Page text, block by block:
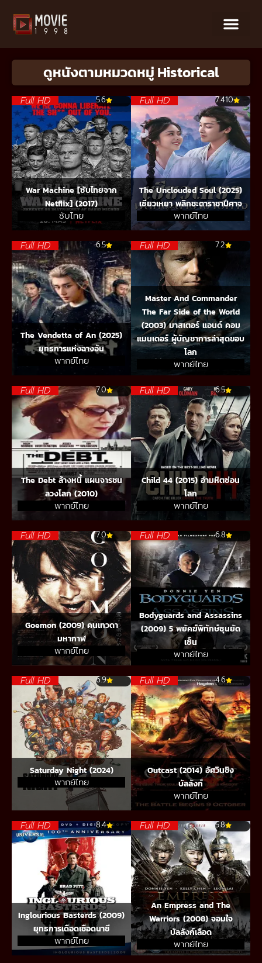
ดูหนังตามหมวดหมู่ Historical
Full HD 5.6
War Machine [ซับไทยจาก
Netflix] (2017)
ซับไทย
Full HD 7.410
The Unclouded Soul (2025)
เซียวเหยา พลิกชะตาราชาปีศาจ
พากย์ไทย
Full HD 6.5
The Vendetta of An (2025)
ยุทธการแห่งฉางอัน
พากย์ไทย
Full HD 7.2
Master And Commander
The Far Side of the World
(2003) มาสเตอร์ แอนด์ คอม
แมนเดอร์ ผู้บัญชาการล่าสุดขอบ
โลก
พากย์ไทย
Full HD 7.0
The Debt ล้างหนี้ แผนจารชน
ลวงโลก (2010)
พากย์ไทย
Full HD 6.5
Child 44 (2015) อำมหิตซ่อน
โลก
พากย์ไทย
Full HD 7.0
Goemon (2009) คนเทวดา
มหากาฬ
พากย์ไทย
Full HD 6.8
Bodyguards and Assassins
(2009) 5 พยัคฆ์พิทักษ์ซุนยัด
เซ็น
พากย์ไทย
Full HD 6.9
Saturday Night (2024)
พากย์ไทย
Full HD 4.6
Outcast (2014) อัศวินชิง
บัลลังก์
พากย์ไทย
Full HD 8.4
Inglourious Basterds (2009)
ยุทธการเดือดเชือดนาซี
พากย์ไทย
Full HD 5.8
An Empress and The
Warriors (2008) จอมใจ
บัลลังก์เลือด
พากย์ไทย